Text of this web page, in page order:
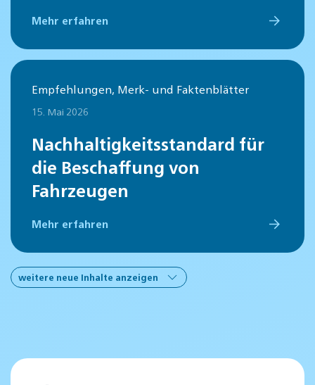
Mehr erfahren
Empfehlungen, Merk- und Faktenblätter
15. Mai 2026
Nachhaltigkeitsstandard für
die Beschaffung von
Fahrzeugen
Mehr erfahren
weitere neue Inhalte anzeigen